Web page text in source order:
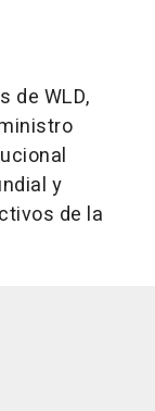
de WLD,
y
de la